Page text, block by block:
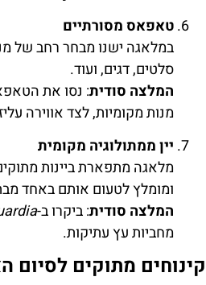
טאפאס מסורתיים
במלאגה ישנו מבחר רחב של
סלטים, דגים, ועוד.
המלצה סודית: נסו את
מנות מקומיות, לצד אווירה
יין ממתולוגיה מקומית
מלאגה מתפארת ביינות
ומומלץ לטעום אותם באחד
המלצה סודית: ביקרו ב-
מחביות עץ עתיקות.
קינוחים מתוקים לסיום